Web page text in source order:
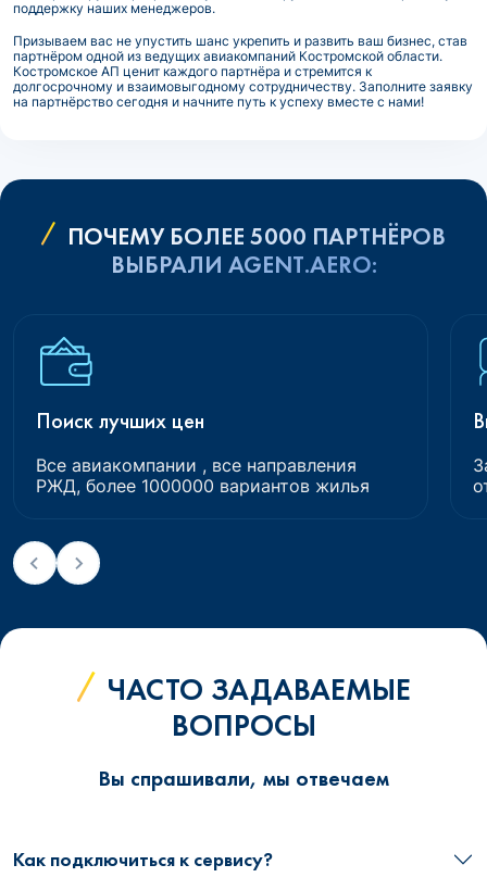
поддержку наших менеджеров.
Призываем вас не упустить шанс укрепить и развить ваш бизнес, став
партнёром одной из ведущих авиакомпаний Костромской области.
Костромское АП ценит каждого партнёра и стремится к
долгосрочному и взаимовыгодному сотрудничеству. Заполните заявку
на партнёрство сегодня и начните путь к успеху вместе с нами!
ПОЧЕМУ БОЛЕЕ 5000 ПАРТНЁРОВ
ВЫБРАЛИ AGENT.AERO:
Поиск лучших цен
Все авиакомпании , все направления
РЖД, более 1000000 вариантов жилья
ЧАСТО ЗАДАВАЕМЫЕ
ВОПРОСЫ
Вы спрашивали, мы отвечаем
Как подключиться к сервису?